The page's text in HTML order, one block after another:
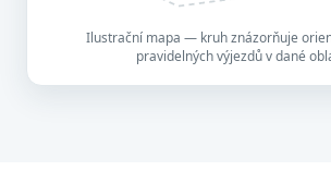
Ilustrační mapa — kruh znázorňuje
pravidelných výjezdů v dané